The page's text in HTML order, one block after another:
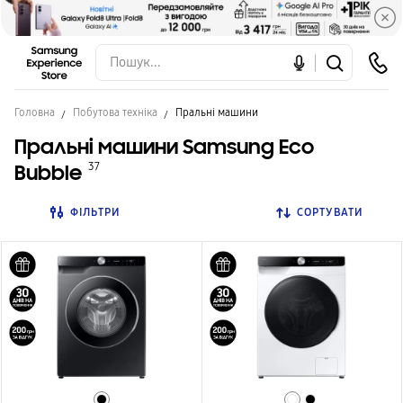
Головна Побутова техніка Пральні машини
Пральні машини Samsung Eco
Bubble 37
ФІЛЬТРИ СОРТУВАТИ